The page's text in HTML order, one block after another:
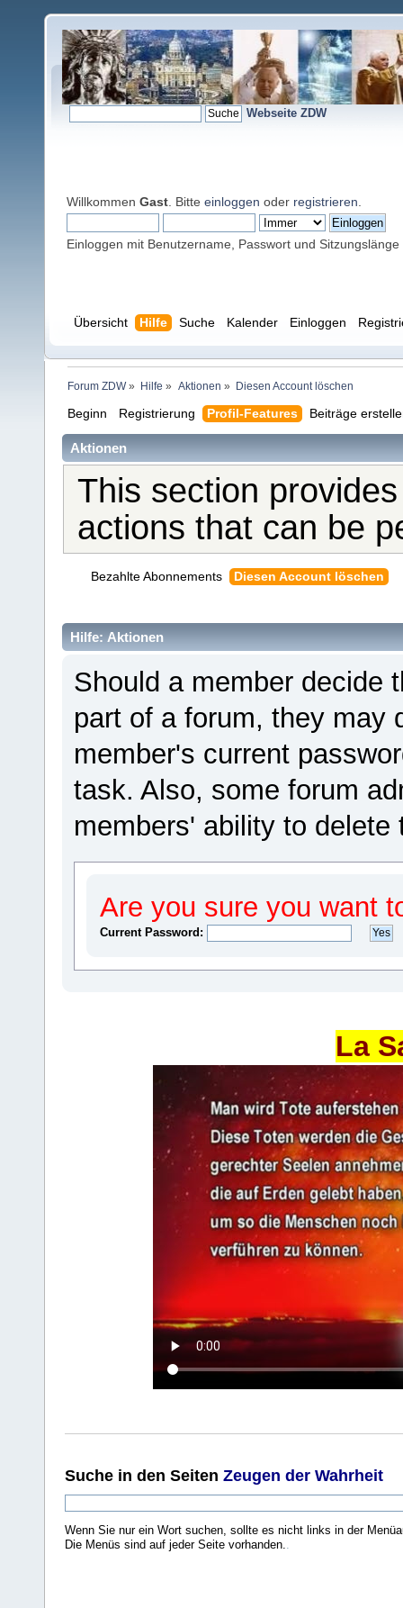
Webseite ZDW
Willkommen Gast . Bitte einloggen oder registrieren
Einloggen mit Benutzername, Passwort und Sitzungslänge
Übersicht Hilfe Suche Kalender Einloggen
Forum ZDW» Hilfe » Aktionen » Diesen Account löschen
Beginn Registrierung Profil-Features Beiträge
Aktionen
This section
actions that can be
Bezahlte Abonnements Diesen Account löschen
Hilfe: Aktionen
Should a member decide
part of a forum, they may
member's current
task. Also, some forum
members' ability to delete
Are you sure you want
Current Password:
La
Suche in den Seiten Zeugen der Wahrheit
Wenn Sie nur ein Wort suchen, sollte es nicht links in der
Die Menüs sind auf jeder Seite vorhanden.